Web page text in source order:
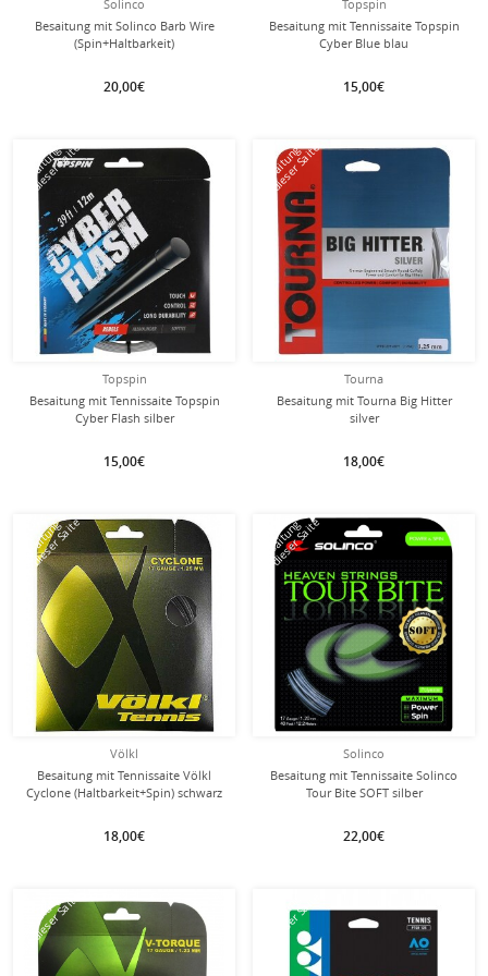
Solinco
Besaitung mit Solinco Barb Wire
(Spin+Haltbarkeit)
20,00€
Topspin
Besaitung mit Tennissaite Topspin
Cyber Blue blau
15,00€
Topspin
Besaitung mit Tennissaite Topspin
Cyber Flash silber
15,00€
Besaitung
mit dieser Saite
Tourna
Besaitung mit Tourna Big Hitter
silver
18,00€
Besaitung
mit dieser Saite
Völkl
Besaitung mit Tennissaite Völkl
Cyclone (Haltbarkeit+Spin) schwarz
18,00€
Besaitung
mit dieser Saite
Solinco
Besaitung mit Tennissaite Solinco
Tour Bite SOFT silber
22,00€
Besaitung
mit dieser Saite
Besaitung
mit dieser Saite Besaitung
mit dieser Saite